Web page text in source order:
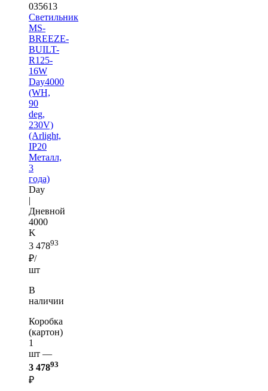
035613
Светильник
MS-
BREEZE-
BUILT-
R125-
16W
Day4000
(WH,
90
deg,
230V)
(Arlight,
IP20
Металл,
3
года)
Day
|
Дневной
4000
K
3 47893
₽/
шт
В
наличии
Коробка
(картон)
1
шт —
3 47893
₽